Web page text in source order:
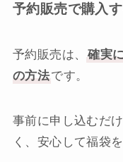
予約販売で購入
予約販売は、
確実
の方法です。
事前に申し込むだ
く、安心して福袋